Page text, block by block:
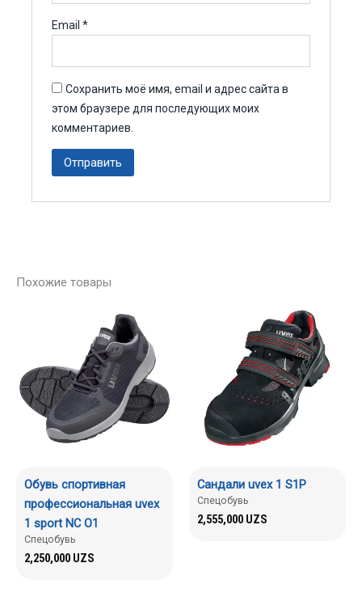
Email*
Сохранить моё имя, email и адрес сайта в
этом браузере для последующих моих
комментариев.
Похожие товары
Обувь спортивная
профессиональная uvex
1 sport NC O1
Спецобувь
2,250,000 UZS
Сандали uvex 1 S1P
Спецобувь
2,555,000 UZS